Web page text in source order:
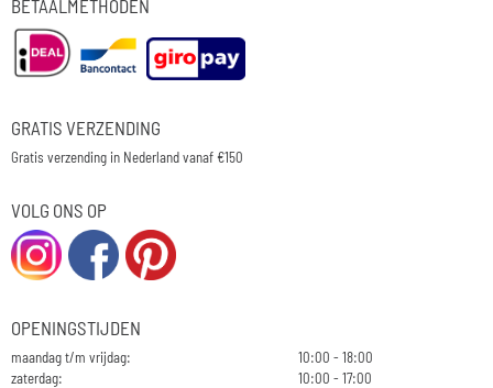
BETAALMETHODEN
GRATIS VERZENDING
Gratis verzending in Nederland vanaf €150
VOLG ONS OP
OPENINGSTIJDEN
maandag t/m vrijdag:
10:00 - 18:00
zaterdag:
10:00 - 17:00